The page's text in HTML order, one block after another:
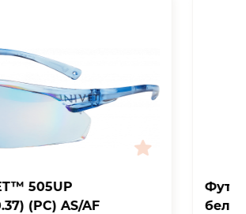
505UP
(РС) AS/AF
белая